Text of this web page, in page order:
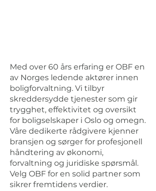
Med over 60 års erfaring er OBF en
av Norges ledende aktører innen
boligforvaltning. Vi tilbyr
skreddersydde tjenester som gir
trygghet, effektivitet og oversikt
for boligselskaper i Oslo og omegn.
Våre dedikerte rådgivere kjenner
bransjen og sørger for profesjonell
håndtering av økonomi,
forvaltning og juridiske spørsmål.
Velg OBF for en solid partner som
sikrer fremtidens verdier.